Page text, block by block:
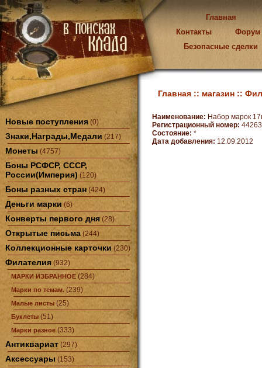
Главная
Контакты
Форум
Безопасные сделки
Новые поступления (0)
Знаки,Награды,Медали (217)
Монеты (4757)
Боны РСФСР, СССР,
России(Империя) (120)
Боны разных стран (424)
Деньги марки (6)
Конверты первого дня (28)
Открытые письма (244)
Коллекционные карточки (230)
Филателия (932)
МАРКИ ИЗБРАННОЕ (284)
Марки по темам. (239)
Малые листы (25)
Буклеты (51)
Марки разное (333)
Антиквариат (297)
Аксессуары (153)
Главная :: магазин ::
Наименование: Набор марок
Регистрационный номер:
Состояние: *
Дата добавления: 12.09.2012